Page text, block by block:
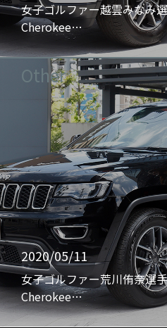
女子ゴルファー越雲みなみ
Cherokee…
Other
2020/05/11
女子ゴルファー荒川侑奈選
Cherokee…